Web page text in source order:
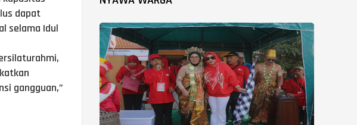
dapat
selama Idul
gangguan,”